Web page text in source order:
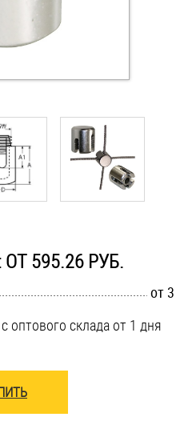
резьбой
595.26 РУБ.
от 3
оптового склада от 1 дня